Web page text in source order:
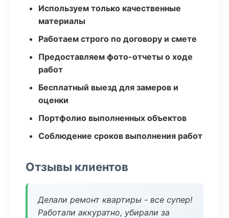
Используем только качественные
материалы
Работаем строго по договору и смете
Предоставляем фото-отчеты о ходе
работ
Бесплатный выезд для замеров и
оценки
Портфолио выполненных объектов
Соблюдение сроков выполнения работ
Отзывы клиентов
Делали ремонт квартиры - все супер!
Работали аккуратно, убирали за